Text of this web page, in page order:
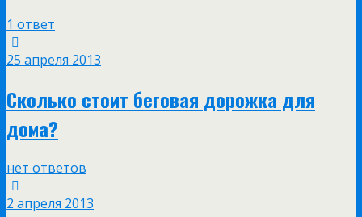
1 ответ
25 апреля 2013
Сколько стоит беговая дорожка для
дома?
нет ответов
2 апреля 2013